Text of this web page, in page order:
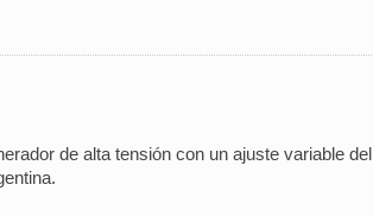
de alta tensión con un ajuste variable del